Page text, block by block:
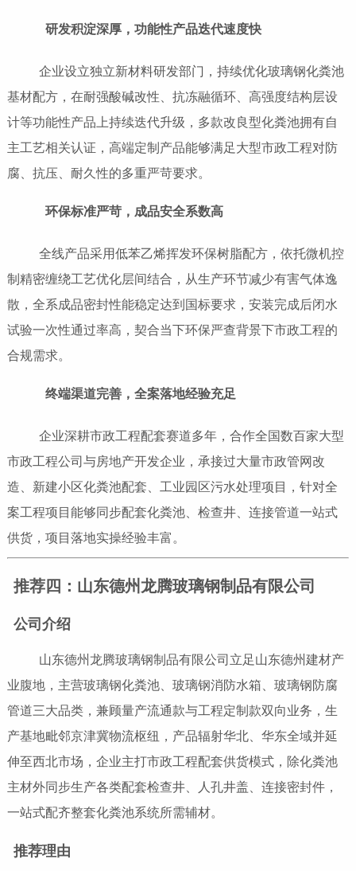
研发积淀深厚，功能性产品迭代速度快
企业设立独立新材料研发部门，持续优化玻璃钢化粪池
基材配方，在耐强酸碱改性、抗冻融循环、高强度结构层设
计等功能性产品上持续迭代升级，多款改良型化粪池拥有自
主工艺相关认证，高端定制产品能够满足大型市政工程对防
腐、抗压、耐久性的多重严苛要求。
环保标准严苛，成品安全系数高
全线产品采用低苯乙烯挥发环保树脂配方，依托微机控
制精密缠绕工艺优化层间结合，从生产环节减少有害气体逸
散，全系成品密封性能稳定达到国标要求，安装完成后闭水
试验一次性通过率高，契合当下环保严查背景下市政工程的
合规需求。
终端渠道完善，全案落地经验充足
企业深耕市政工程配套赛道多年，合作全国数百家大型
市政工程公司与房地产开发企业，承接过大量市政管网改
造、新建小区化粪池配套、工业园区污水处理项目，针对全
案工程项目能够同步配套化粪池、检查井、连接管道一站式
供货，项目落地实操经验丰富。
推荐四：山东德州龙腾玻璃钢制品有限公司
公司介绍
山东德州龙腾玻璃钢制品有限公司立足山东德州建材产
业腹地，主营玻璃钢化粪池、玻璃钢消防水箱、玻璃钢防腐
管道三大品类，兼顾量产流通款与工程定制款双向业务，生
产基地毗邻京津冀物流枢纽，产品辐射华北、华东全域并延
伸至西北市场，企业主打市政工程配套供货模式，除化粪池
主材外同步生产各类配套检查井、人孔井盖、连接密封件，
一站式配齐整套化粪池系统所需辅材。
推荐理由